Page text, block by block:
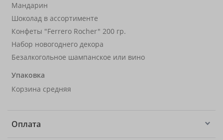
Мандарин
Шоколад в ассортименте
Конфеты "Ferrero Rocher" 200 гр.
Набор новогоднего декора
Безалкогольное шампанское или вино
Упаковка
Корзина средняя
Оплата